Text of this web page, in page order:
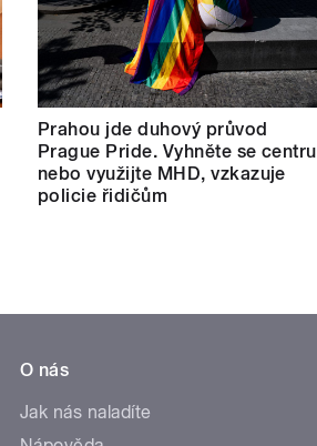
Prahou jde duhový průvod
Prague Pride. Vyhněte se centru
nebo využijte MHD, vzkazuje
policie řidičům
O nás
Jak nás naladíte